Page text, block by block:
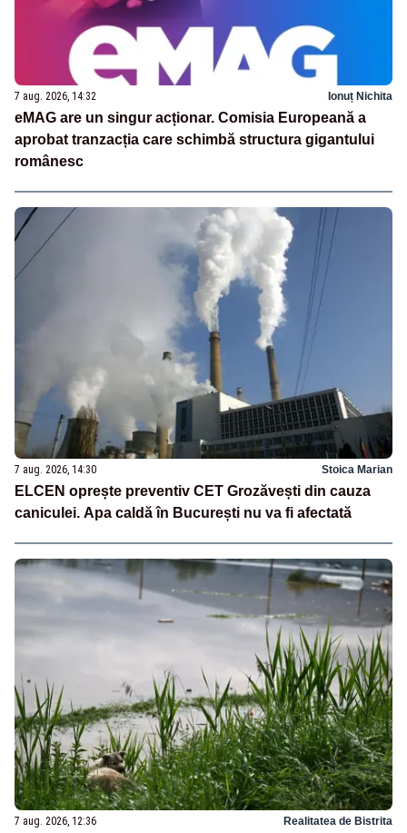
7 aug. 2026, 14:32 Ionuț Nichita
eMAG are un singur acționar. Comisia Europeană a
aprobat tranzacția care schimbă structura gigantului
românesc
7 aug. 2026, 14:30 Stoica Marian
ELCEN oprește preventiv CET Grozăvești din cauza
caniculei. Apa caldă în București nu va fi afectată
7 aug. 2026, 12:36 Realitatea de Bistrita